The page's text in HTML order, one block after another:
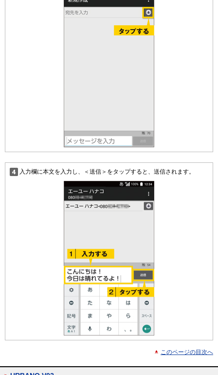
入力欄に本文を入力し、＜送信＞をタップすると、送信されます。
このページの目次へ